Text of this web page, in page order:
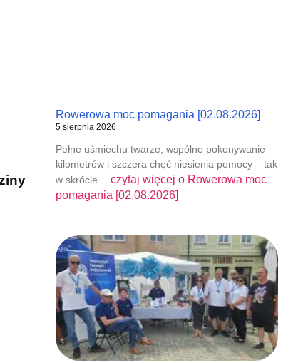
Rowerowa moc pomagania [02.08.2026]
5 sierpnia 2026
Pełne uśmiechu twarze, wspólne pokonywanie
kilometrów i szczera chęć niesienia pomocy – tak
w skrócie… czytaj więcej oRowerowa moc
pomagania [02.08.2026]